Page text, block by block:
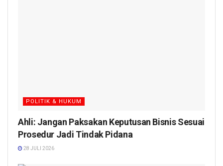
POLITIK & HUKUM
Ahli: Jangan Paksakan Keputusan Bisnis Sesuai
Prosedur Jadi Tindak Pidana
28 JULI 2026